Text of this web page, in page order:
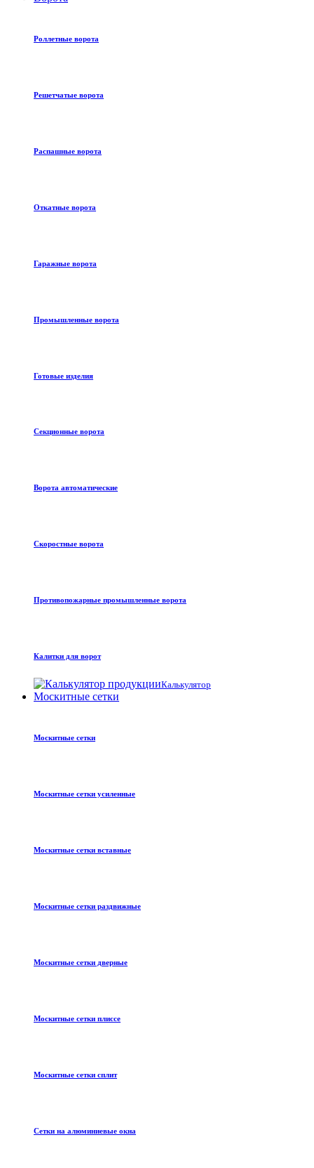
Роллетные ворота
Решетчатые ворота
Распашные ворота
Откатные ворота
Гаражные ворота
Промышленные ворота
Готовые изделия
Секционные ворота
Ворота автоматические
Скоростные ворота
Противопожарные промышленные ворота
Калитки для ворот
Калькулятор
Москитные сетки
Москитные сетки
Москитные сетки усиленные
Москитные сетки вставные
Москитные сетки раздвижные
Москитные сетки дверные
Москитные сетки плиссе
Москитные сетки сплит
Сетки на алюминиевые окна